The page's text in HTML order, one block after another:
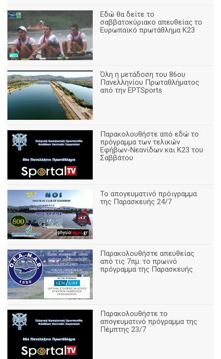
Εδώ θα δείτε το
σαββατοκύριακο απευθείας το
Ευρωπαϊκό πρωτάθλημα Κ23
Όλη η μετάδοση του 86ου
Πανελληνίου Πρωταθλήματος
από την ΕΡΤSports
Παρακολουθήστε από εδώ το
πρόγραμμα των τελικών
Εφήβων-Νεανίδων και Κ23 του
Σαββάτου
Το απογευματινό πρόιγραμμα
της Παρασκευής 24/7
Παρακολουθήστε απευθείας
από τις 7πμ. το πρωινό
πρόγραμμα της Παρασκευής
Παρακολουθήστε το
απογευματινό πρόγραμμα της
Πέμπτης 23/7